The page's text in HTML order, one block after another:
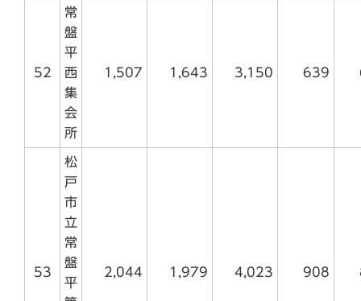
52
常
盤
平
西
集
会
所
1,507 1,643 3,150 639
53
松
戸
市
立
常
盤
平
2,044 1,979 4,023 908